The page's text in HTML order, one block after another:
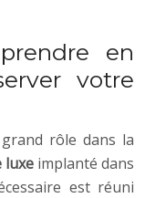
en
votre
rôle dans la
luxe implanté dans
est réuni